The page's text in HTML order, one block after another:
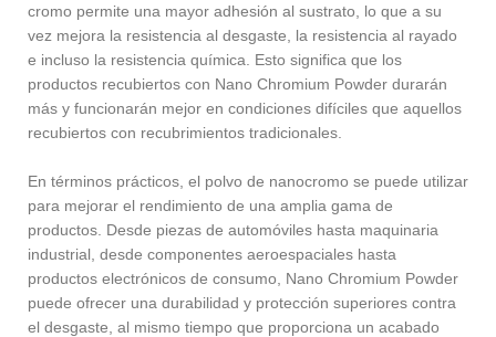
cromo permite una mayor adhesión al sustrato, lo que a su
vez mejora la resistencia al desgaste, la resistencia al rayado
e incluso la resistencia química. Esto significa que los
productos recubiertos con Nano Chromium Powder durarán
más y funcionarán mejor en condiciones difíciles que aquellos
recubiertos con recubrimientos tradicionales.
En términos prácticos, el polvo de nanocromo se puede utilizar
para mejorar el rendimiento de una amplia gama de
productos. Desde piezas de automóviles hasta maquinaria
industrial, desde componentes aeroespaciales hasta
productos electrónicos de consumo, Nano Chromium Powder
puede ofrecer una durabilidad y protección superiores contra
el desgaste, al mismo tiempo que proporciona un acabado